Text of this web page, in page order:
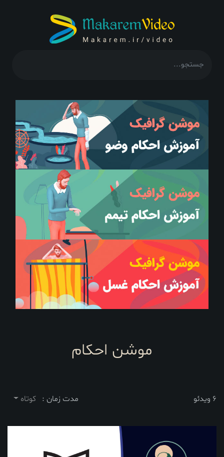
موشن احکام
6 ویدئو مدت زمان : کوتاه